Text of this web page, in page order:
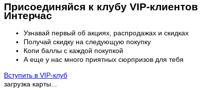
Присоединяйся к клубу VIP-клиентов
Интерчас
Узнавай первый об акциях, распродажах и скидках
Получай скидку на следующую покупку
Копи баллы с каждой покупкой
А еще у нас много приятных сюрпризов для тебя
Вступить в VIP-клуб
загрузка карты...